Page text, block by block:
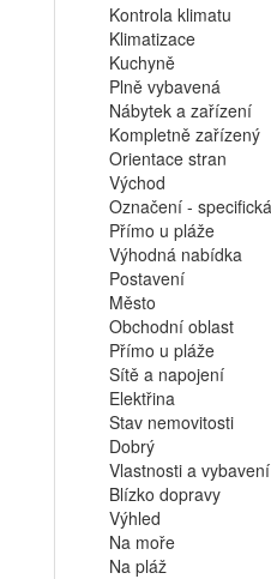
Kontrola klimatu
Klimatizace
Kuchyně
Plně vybavená
Nábytek a zařízení
Kompletně zařízený
Orientace stran
Východ
Označení -
Přímo u pláže
Výhodná nabídka
Postavení
Město
Obchodní oblast
Přímo u pláže
Sítě a napojení
Elektřina
Stav nemovitosti
Dobrý
Vlastnosti a vybavení
Blízko dopravy
Výhled
Na moře
Na pláž